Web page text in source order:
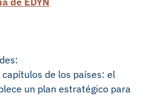
de los países: el
un plan estratégico para